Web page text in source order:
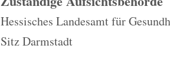
Hessisches Landesamt für
Sitz Darmstadt